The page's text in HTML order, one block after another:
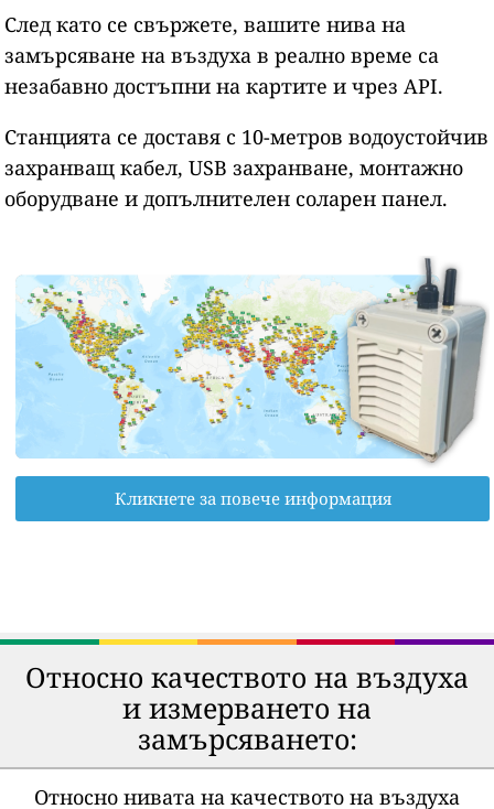
След като се свържете, вашите нива на
замърсяване на въздуха в реално време са
незабавно достъпни на картите и чрез API.
Станцията се доставя с 10-метров водоустойчив
захранващ кабел, USB захранване, монтажно
оборудване и допълнителен соларен панел.
Кликнете за повече информация
Относно качеството на въздуха
и измерването на
замърсяването:
Относно нивата на качеството на въздуха